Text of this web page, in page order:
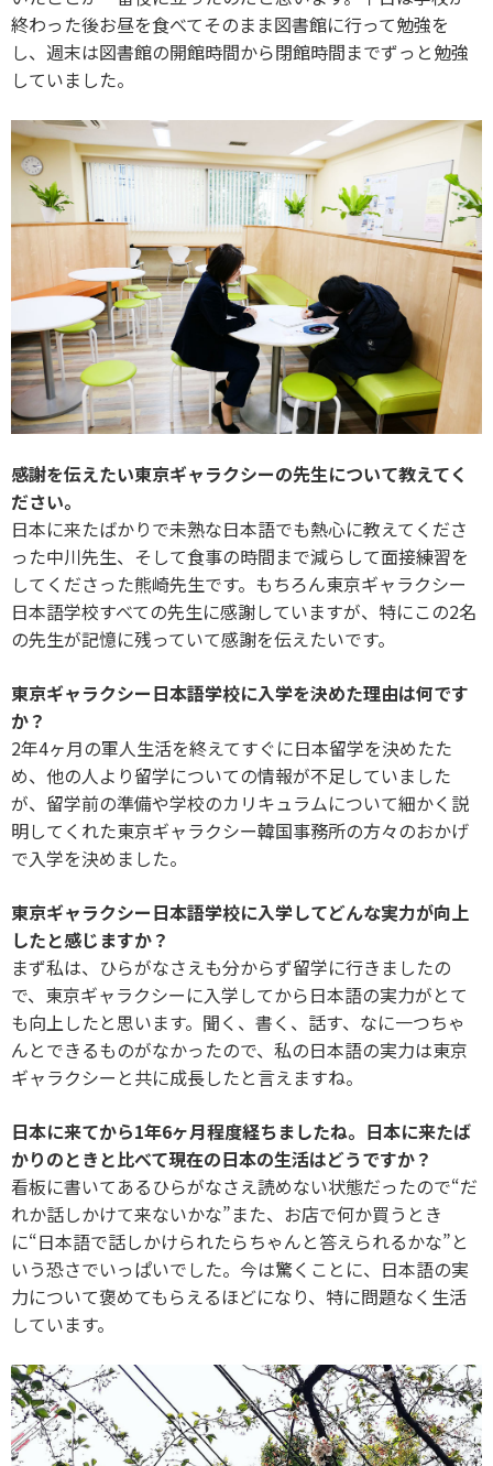
終わった後お昼を食べてそのまま図書館に行って勉強を
し、週末は図書館の開館時間から閉館時間までずっと勉強
していました。
感謝を伝えたい東京ギャラクシーの先生について教えてく
ださい。
日本に来たばかりで未熟な日本語でも熱心に教えてくださ
った中川先生、そして食事の時間まで減らして面接練習を
してくださった熊崎先生です。もちろん東京ギャラクシー
日本語学校すべての先生に感謝していますが、特にこの2名
の先生が記憶に残っていて感謝を伝えたいです。
東京ギャラクシー日本語学校に入学を決めた理由は何です
か？
2年4ヶ月の軍人生活を終えてすぐに日本留学を決めたた
め、他の人より留学についての情報が不足していました
が、留学前の準備や学校のカリキュラムについて細かく説
明してくれた東京ギャラクシー韓国事務所の方々のおかげ
で入学を決めました。
東京ギャラクシー日本語学校に入学してどんな実力が向上
したと感じますか？
まず私は、ひらがなさえも分からず留学に行きましたの
で、東京ギャラクシーに入学してから日本語の実力がとて
も向上したと思います。聞く、書く、話す、なに一つちゃ
んとできるものがなかったので、私の日本語の実力は東京
ギャラクシーと共に成長したと言えますね。
日本に来てから1年6ヶ月程度経ちましたね。日本に来たば
かりのときと比べて現在の日本の生活はどうですか？
看板に書いてあるひらがなさえ読めない状態だったので“だ
れか話しかけて来ないかな”また、お店で何か買うとき
に“日本語で話しかけられたらちゃんと答えられるかな”と
いう恐さでいっぱいでした。今は驚くことに、日本語の実
力について褒めてもらえるほどになり、特に問題なく生活
しています。